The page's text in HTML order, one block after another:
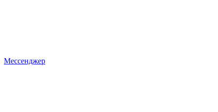
Мессенджер